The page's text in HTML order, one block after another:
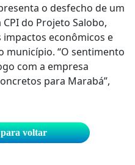
o desfecho de um
do Projeto Salobo,
econômicos e
município. “O sentimento
com a empresa
para Marabá”,
voltar